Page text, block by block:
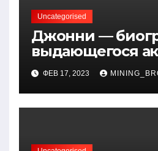
Uncategorised
Джонни —
выдающегося
талантливого
артистичность
миллионы
ФЕВ 17, 2023